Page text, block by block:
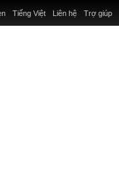
Liên hệ Trợ giúp
Tiếng Việt